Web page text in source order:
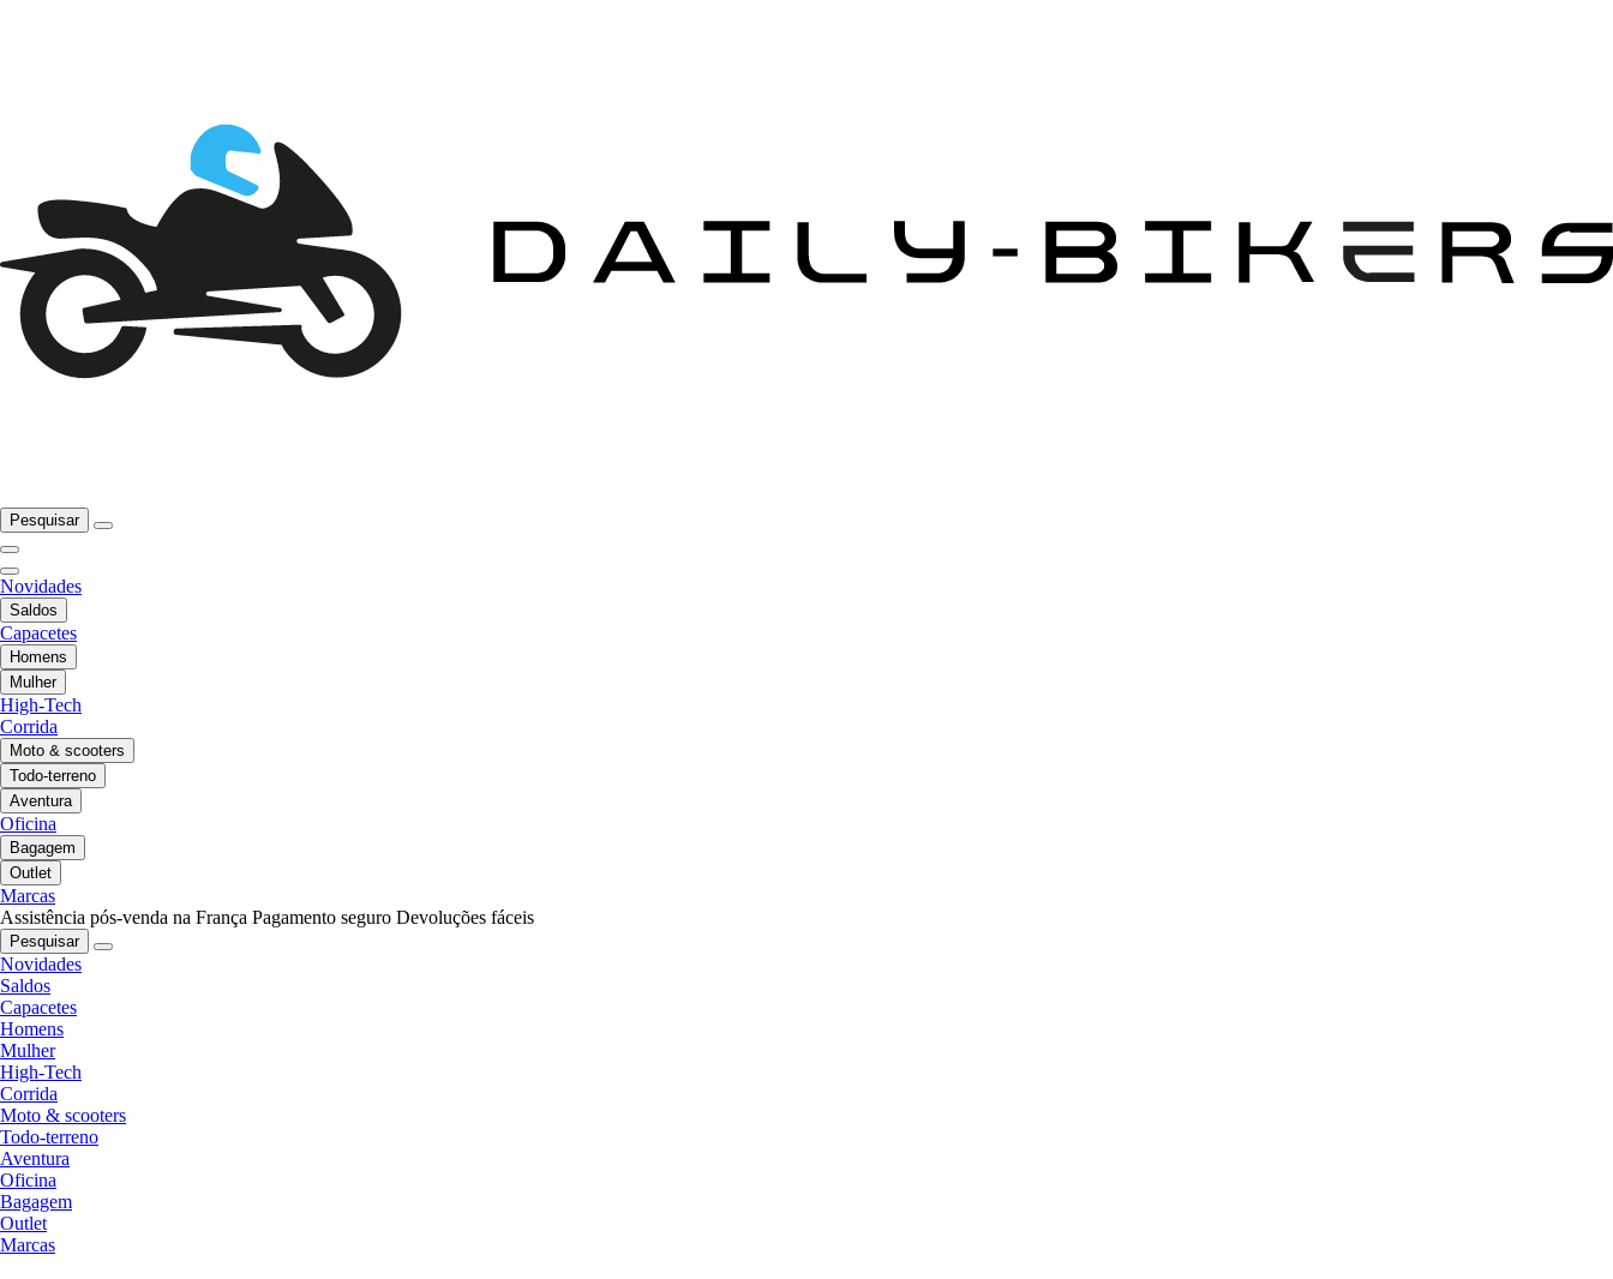
Pesquisar
Novidades
Saldos
Capacetes
Homens
Mulher
High-Tech
Corrida
Moto & scooters
Todo-terreno
Aventura
Oficina
Bagagem
Outlet
Marcas
Assistência pós-venda na França Pagamento seguro Devoluções fáceis
Pesquisar
Novidades
Saldos
Capacetes
Homens
Mulher
High-Tech
Corrida
Moto & scooters
Todo-terreno
Aventura
Oficina
Bagagem
Outlet
Marcas